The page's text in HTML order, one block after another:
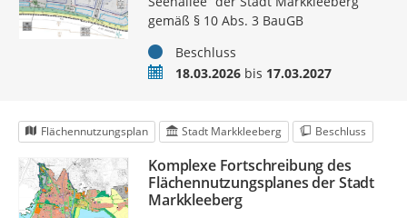
gemäß § 10 Abs. 3 BauGB
StatusBeschluss
Zeitraum18.03.2026bis 17.03.2027
Flächennutzungsplan Stadt Markkleeberg Beschluss
Komplexe Fortschreibung des
Flächennutzungsplanes der Stadt
Markkleeberg